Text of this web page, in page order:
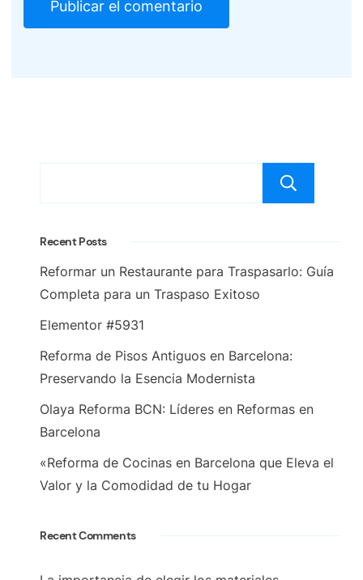
Recent Posts
Reformar un Restaurante para Traspasarlo: Guía
Completa para un Traspaso Exitoso
Elementor #5931
Reforma de Pisos Antiguos en Barcelona:
Preservando la Esencia Modernista
Olaya Reforma BCN: Líderes en Reformas en
Barcelona
«Reforma de Cocinas en Barcelona que Eleva el
Valor y la Comodidad de tu Hogar
Recent Comments